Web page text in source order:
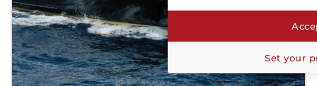
Set your